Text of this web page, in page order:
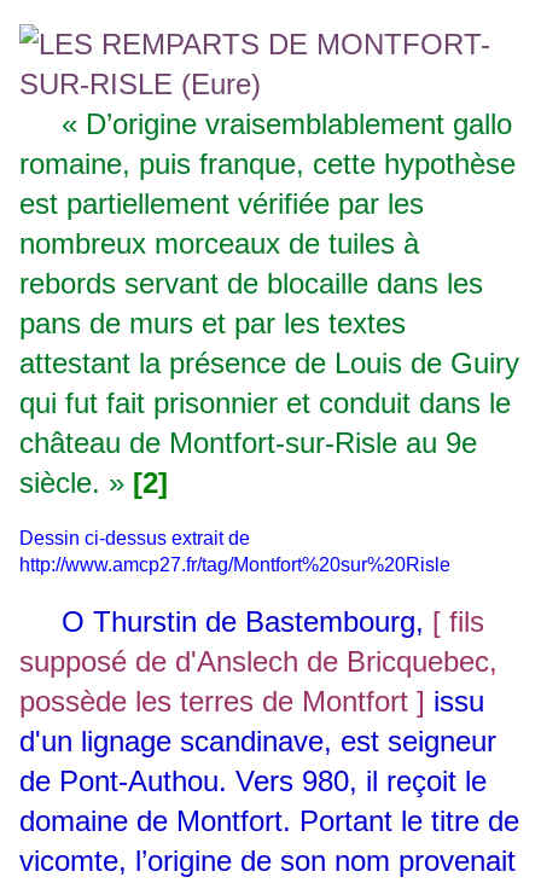
« D’origine vraisemblablement gallo
romaine, puis franque, cette hypothèse
est partiellement vérifiée par les
nombreux morceaux de tuiles à
rebords servant de blocaille dans les
pans de murs et par les textes
attestant la présence de Louis de Guiry
qui fut fait prisonnier et conduit dans le
château de Montfort-sur-Risle au 9e
siècle. » [2]
Dessin ci-dessus extrait de
http://www.amcp27.fr/tag/Montfort%20sur%20Risle
O Thurstin de Bastembourg, [ fils
supposé de d'Anslech de Bricquebec,
possède les terres de Montfort ] issu
d'un lignage scandinave, est seigneur
de Pont-Authou. Vers 980, il reçoit le
domaine de Montfort. Portant le titre de
vicomte, l’origine de son nom provenait